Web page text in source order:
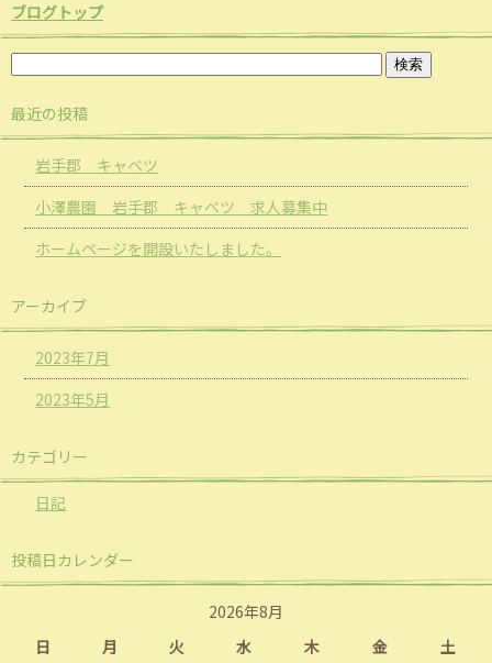
ブログトップ
最近の投稿
岩手郡 キャベツ
小澤農園 岩手郡 キャベツ 求人募集中
ホームページを開設いたしました。
アーカイブ
2023年7月
2023年5月
カテゴリー
日記
投稿日カレンダー
2026年8月
日
月 火 水 木 金 土